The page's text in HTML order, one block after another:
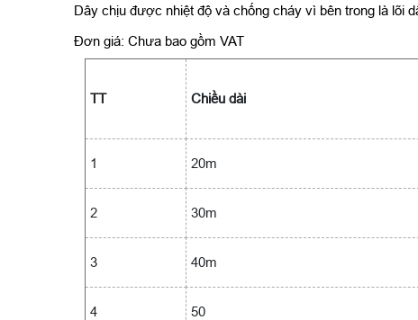
Dây chịu được nhiệt độ và chống cháy vì bên trong là lõi
Đơn giá: Chưa bao gồm VAT
TT Chiều dài
1 20m
2 30m
3 40m
4 50